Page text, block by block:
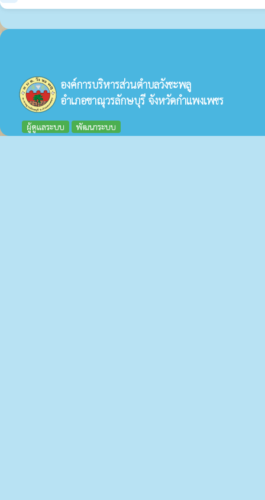
องค์การบริหารส่วนตำบลวังชะพลู
อำเภอขาณุวรลักษบุรี จังหวัดกำแพงเพชร
ผู้ดูแลระบบ พัฒนาระบบ